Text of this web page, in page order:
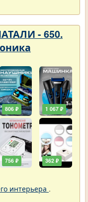
- 650.
806 ₽
756 ₽
1 067 ₽
362 ₽
интерьера .